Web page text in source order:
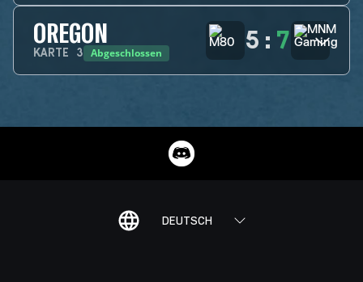
OREGON
KARTE 3 Abgeschlossen 5 : 7
DEUTSCH